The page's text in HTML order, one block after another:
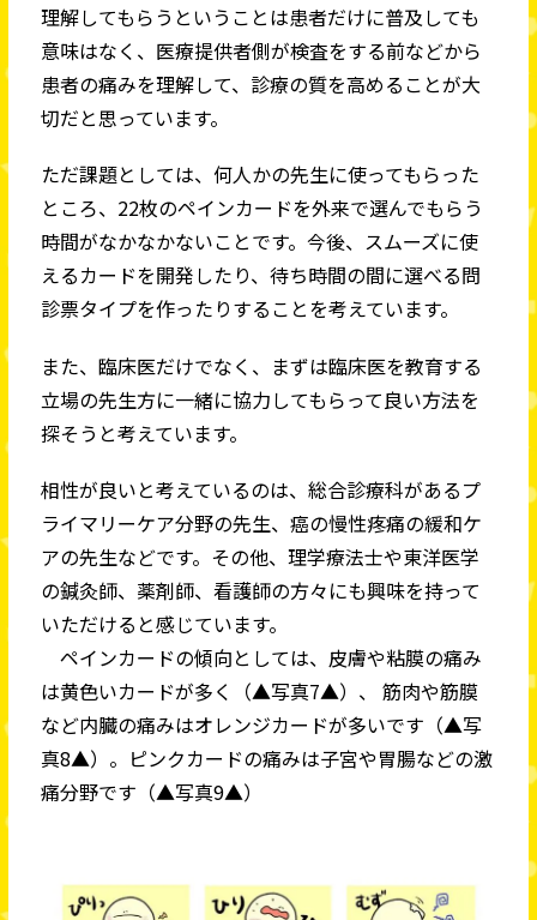
理解してもらうということは患者だけに普及しても
意味はなく、医療提供者側が検査をする前などから
患者の痛みを理解して、診療の質を高めることが大
切だと思っています。
ただ課題としては、何人かの先生に使ってもらった
ところ、22枚のペインカードを外来で選んでもらう
時間がなかなかないことです。今後、スムーズに使
えるカードを開発したり、待ち時間の間に選べる問
診票タイプを作ったりすることを考えています。
また、臨床医だけでなく、まずは臨床医を教育する
立場の先生方に一緒に協力してもらって良い方法を
探そうと考えています。
相性が良いと考えているのは、総合診療科があるプ
ライマリーケア分野の先生、癌の慢性疼痛の緩和ケ
アの先生などです。その他、理学療法士や東洋医学
の鍼灸師、薬剤師、看護師の方々にも興味を持って
いただけると感じています。
ペインカードの傾向としては、皮膚や粘膜の痛み
は黄色いカードが多く（▲写真7▲）、 筋肉や筋膜
など内臓の痛みはオレンジカードが多いです（▲写
真8▲）。ピンクカードの痛みは子宮や胃腸などの激
痛分野です（▲写真9▲）